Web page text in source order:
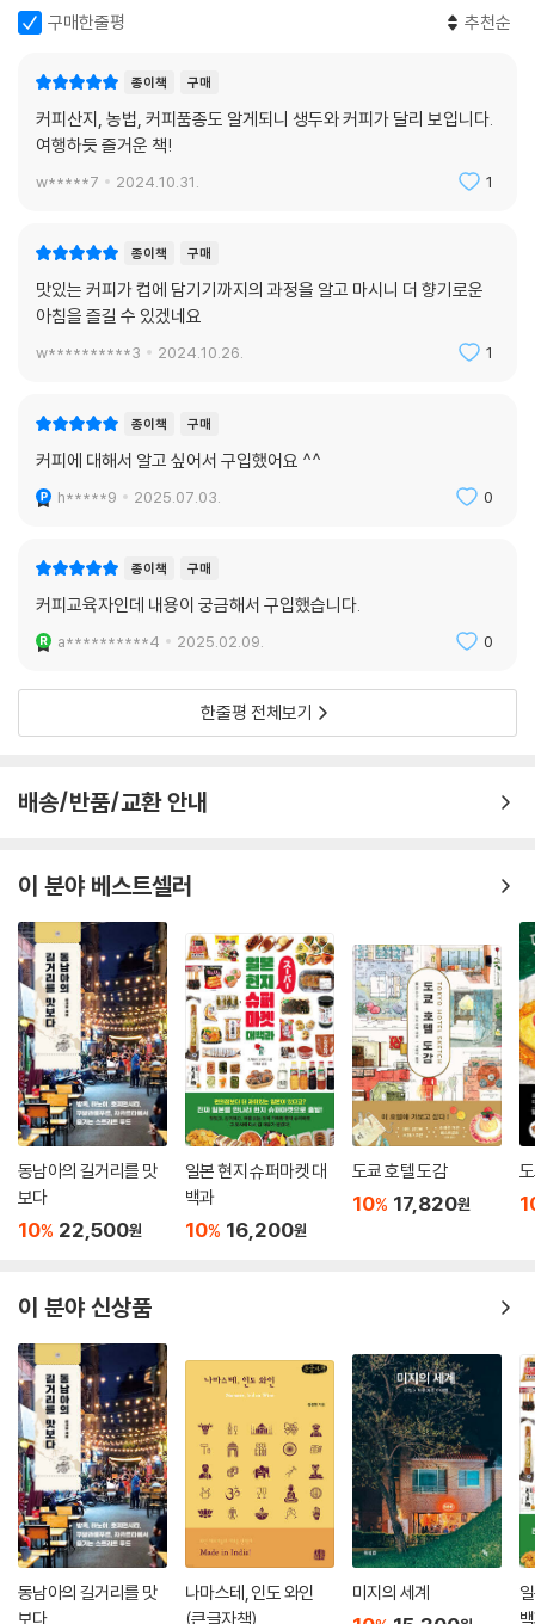
악을 뒤져 ‘진짜 킬리만자로 커피’의 마더트리를 찾아내고, 하와이와 자메
주도하는 도이퉁개발프로젝트에 참여해 과거 아편 재배지로 악명 높던 북
커피 재배국 르완다와 말라위, 동티모르 등을 수시로 방문해 그들의 경제
적 자립을 물심양면으로 돕고 있다.
‘지속 가능한 커피’를 위해 두 팔 걷어붙인 사회운동가임을 자처하는 가와
온 전 세계 커피 생산국의 이모저모뿐 아니라 각국 각지의 특이한 커피 추
출법과 커피 제품, 커피의 미래를 위해 생산자들이 펼치고 있는 친환경 재
배법, 소비자들이 알아두면 좋을 커피 지식 등 재미있고 유용한 이야기들
구매한줄평 추천순
종이책 구매
커피산지, 농법, 커피품종도 알게되니 생두와 커피가 달리 보입니다.
여행하듯 즐거운 책!
w*****7 2024.10.31. 1
종이책 구매
맛있는 커피가 컵에 담기기까지의 과정을 알고 마시니 더 향기로운
아침을 즐길 수 있겠네요
w**********3 2024.10.26. 1
종이책 구매
커피에 대해서 알고 싶어서 구입했어요 ^^
h*****9 2025.07.03. 0
종이책 구매
커피교육자인데 내용이 궁금해서 구입했습니다.
a**********4 2025.02.09. 0
한줄평 전체보기
배송/반품/교환 안내
이 분야 베스트셀러
동남아의 길거리를 맛
보다
10% 22,500원
일본 현지 슈퍼마켓 대
백과
10% 16,200원
도쿄 호텔 도감
10% 17,820원
이 분야 신상품
동남아의 길거리를 맛
보다
나마스테, 인도 와인
(큰글자책)
미지의 세계